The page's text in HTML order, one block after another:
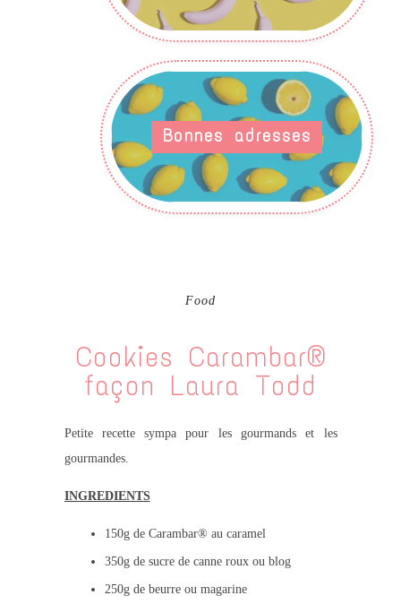
Bonnes adresses
Food
Cookies Carambar®
façon Laura Todd
Petite recette sympa pour les gourmands et les
gourmandes.
INGREDIENTS
150g de Carambar® au caramel
350g de sucre de canne roux ou blog
250g de beurre ou magarine